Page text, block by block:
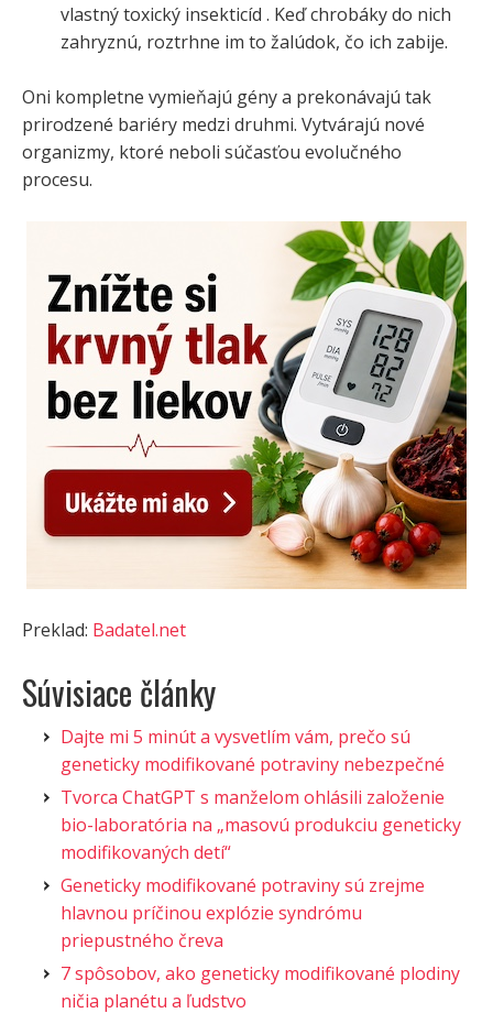
vlastný toxický insekticíd . Keď chrobáky do nich
zahryznú, roztrhne im to žalúdok, čo ich zabije.
Oni kompletne vymieňajú gény a prekonávajú tak
prirodzené bariéry medzi druhmi. Vytvárajú nové
organizmy, ktoré neboli súčasťou evolučného
procesu.
Preklad: Badatel.net
Súvisiace články
Dajte mi 5 minút a vysvetlím vám, prečo sú
geneticky modifikované potraviny nebezpečné
Tvorca ChatGPT s manželom ohlásili založenie
bio-laboratória na „masovú produkciu geneticky
modifikovaných detí“
Geneticky modifikované potraviny sú zrejme
hlavnou príčinou explózie syndrómu
priepustného čreva
7 spôsobov, ako geneticky modifikované plodiny
ničia planétu a ľudstvo